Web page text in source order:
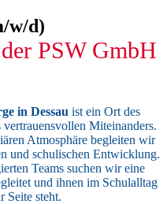
w/d)
PSW GmbH
in Dessau ist ein Ort des
Miteinanders.
Atmosphäre begleiten wir
und schulischen Entwicklung.
Teams suchen wir eine
und ihnen im Schulalltag
Seite steht.